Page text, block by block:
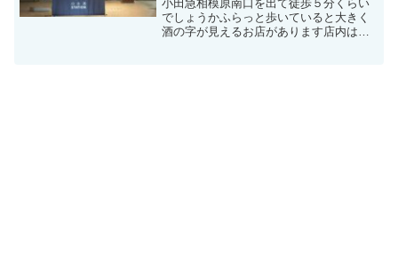
小田急相模原南口を出て徒歩５分くらい
でしょうかふらっと歩いていると大きく
酒の字が見えるお店があります店内は、